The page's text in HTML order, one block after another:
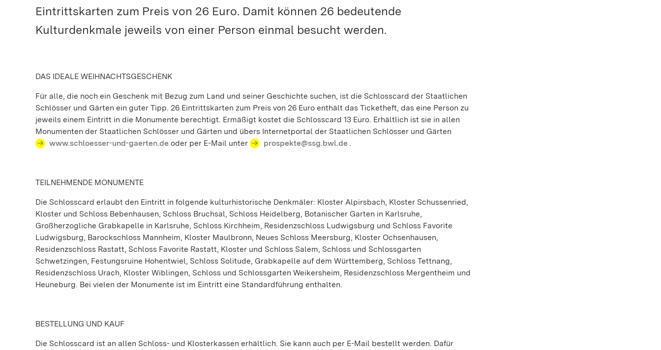
Eintrittskarten zum Preis von 26 Euro. Damit können 26 bedeutende
Kulturdenkmale jeweils von einer Person einmal besucht werden.
DAS IDEALE WEIHNACHTSGESCHENK
Für alle, die noch ein Geschenk mit Bezug zum Land und seiner Geschichte suchen, ist die Schlosscard der Staatlichen
Schlösser und Gärten ein guter Tipp. 26 Eintrittskarten zum Preis von 26 Euro enthält das Ticketheft, das eine Person zu
jeweils einem Eintritt in die Monumente berechtigt. Ermäßigt kostet die Schlosscard 13 Euro. Erhältlich ist sie in allen
Monumenten der Staatlichen Schlösser und Gärten und übers Internetportal der Staatlichen Schlösser und Gärten
www.schloesser-und-gaerten.de oder per E-Mail unter prospekte@ssg.bwl.de .
TEILNEHMENDE MONUMENTE
Die Schlosscard erlaubt den Eintritt in folgende kulturhistorische Denkmäler: Kloster Alpirsbach, Kloster Schussenried,
Kloster und Schloss Bebenhausen, Schloss Bruchsal, Schloss Heidelberg, Botanischer Garten in Karlsruhe,
Großherzogliche Grabkapelle in Karlsruhe, Schloss Kirchheim, Residenzschloss Ludwigsburg und Schloss Favorite
Ludwigsburg, Barockschloss Mannheim, Kloster Maulbronn, Neues Schloss Meersburg, Kloster Ochsenhausen,
Residenzschloss Rastatt, Schloss Favorite Rastatt, Kloster und Schloss Salem, Schloss und Schlossgarten
Schwetzingen, Festungsruine Hohentwiel, Schloss Solitude, Grabkapelle auf dem Württemberg, Schloss Tettnang,
Residenzschloss Urach, Kloster Wiblingen, Schloss und Schlossgarten Weikersheim, Residenzschloss Mergentheim und
Heuneburg. Bei vielen der Monumente ist im Eintritt eine Standardführung enthalten.
BESTELLUNG UND KAUF
Die Schlosscard ist an allen Schloss- und Klosterkassen erhältlich. Sie kann auch per E-Mail bestellt werden. Dafür